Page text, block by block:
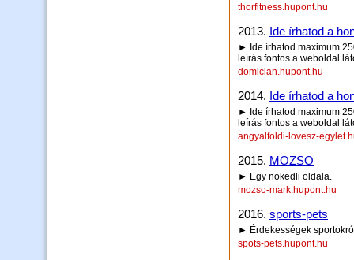
thorfitness.hupont.hu
2013. Ide írhatod a
► Ide írhatod maximum
leírás fontos a weboldal
domician.hupont.hu
2014. Ide írhatod a
► Ide írhatod maximum
leírás fontos a weboldal
angyalfoldi-lovesz-
2015. MOZSO
► Egy nokedli oldala.
mozso-mark.hupont.hu
2016. sports-pets
► Érdekességek
spots-pets.hupont.hu